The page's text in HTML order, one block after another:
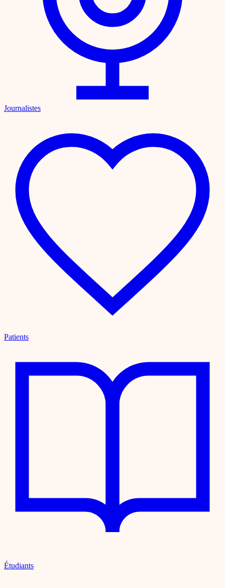
Journalistes
Patients
Étudiants